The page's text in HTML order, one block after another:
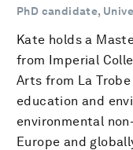
PhD candidate,
Kate holds a
from Imperial
Arts from La
education and
environmental
Europe and